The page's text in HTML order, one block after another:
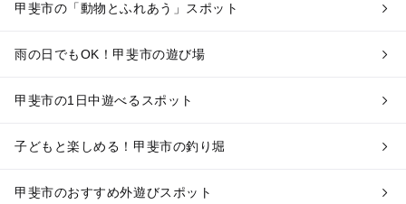
甲斐市の「動物とふれあう」スポット
雨の日でもOK！甲斐市の遊び場
甲斐市の1日中遊べるスポット
子どもと楽しめる！甲斐市の釣り堀
甲斐市のおすすめ外遊びスポット